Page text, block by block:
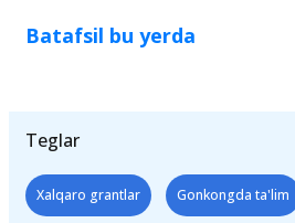
Batafsil bu yerda
Teglar
Xalqaro grantlar Gonkongda ta'lim